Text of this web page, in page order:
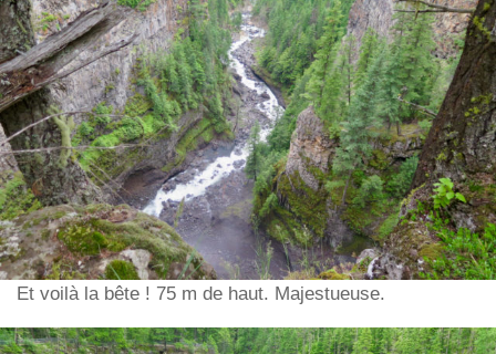
Et voilà la bête ! 75 m de haut. Majestueuse.